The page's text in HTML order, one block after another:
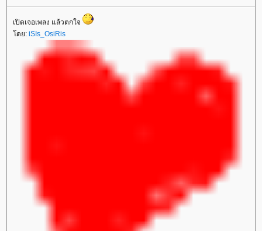
เปิดเจอเพลง แล้วตกใจ
ดย: iSIs_OsiRis